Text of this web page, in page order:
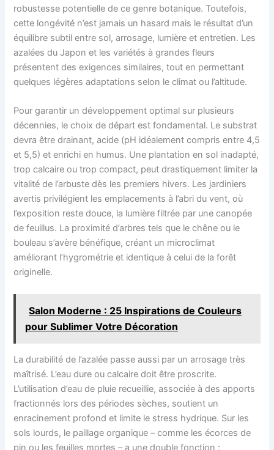
robustesse potentielle de ce genre botanique. Toutefois,
cette longévité n’est jamais un hasard mais le résultat d’un
équilibre subtil entre sol, arrosage, lumière et entretien. Les
azalées du Japon et les variétés à grandes fleurs
présentent des exigences similaires, tout en permettant
quelques légères adaptations selon le climat ou l’altitude.
Pour garantir un développement optimal sur plusieurs
décennies, le choix de départ est fondamental. Le substrat
devra être drainant, acide (pH idéalement compris entre 4,5
et 5,5) et enrichi en humus. Une plantation en sol inadapté,
trop calcaire ou trop compact, peut drastiquement limiter la
vitalité de l’arbuste dès les premiers hivers. Les jardiniers
avertis privilégient les emplacements à l’abri du vent, où
l’exposition reste douce, la lumière filtrée par une canopée
de feuillus. La proximité d’arbres tels que le chêne ou le
bouleau s’avère bénéfique, créant un microclimat
améliorant l’hygrométrie et identique à celui de la forêt
originelle.
Salon Moderne : 25 Inspirations de Couleurs
pour Sublimer Votre Décoration
La durabilité de l’azalée passe aussi par un arrosage très
maîtrisé. L’eau dure ou calcaire doit être proscrite.
L’utilisation d’eau de pluie recueillie, associée à des apports
fractionnés lors des périodes sèches, soutient un
enracinement profond et limite le stress hydrique. Sur les
sols lourds, le paillage organique – comme les écorces de
pin ou les feuilles mortes – a une double fonction :